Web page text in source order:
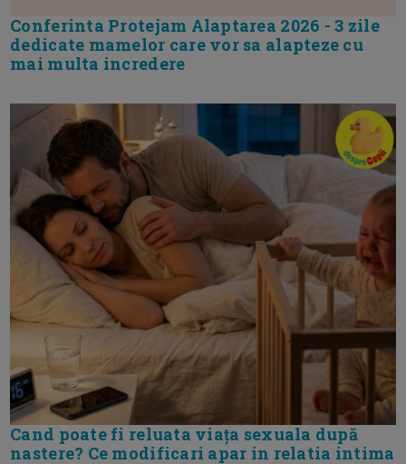
Conferinta Protejam Alaptarea 2026 - 3 zile
dedicate mamelor care vor sa alapteze cu
mai multa incredere
Cand poate fi reluata viața sexuala după
nastere? Ce modificari apar in relatia intima